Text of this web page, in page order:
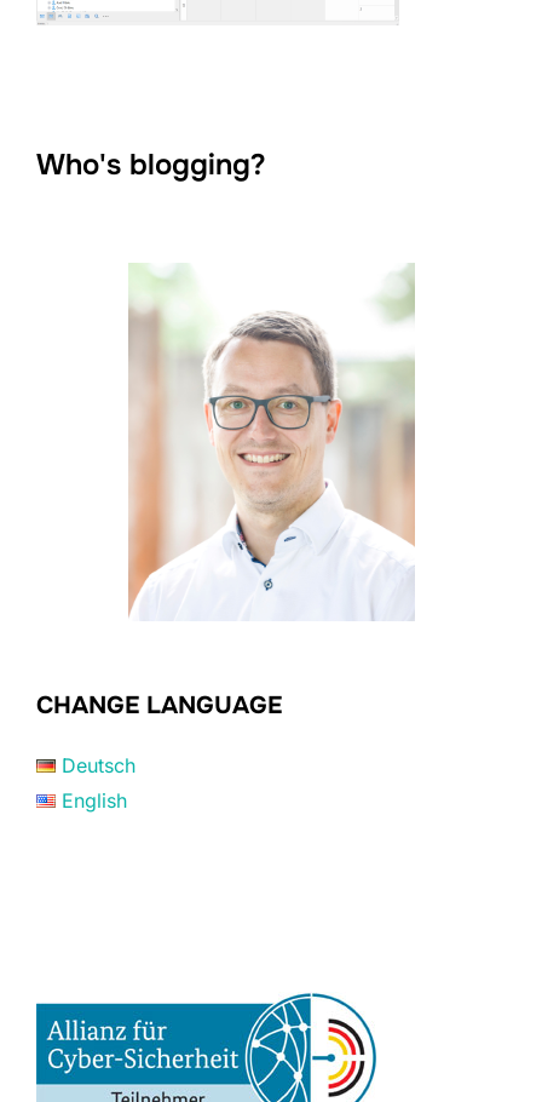
Who's blogging?
CHANGE LANGUAGE
Deutsch
English